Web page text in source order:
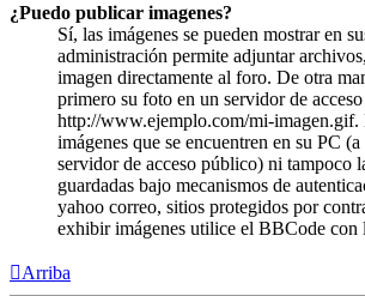
¿Puedo publicar imagenes?
Sí, las imágenes se pueden mostrar en
administración permite adjuntar
imagen directamente al foro. De otra
primero su foto en un servidor de
http://www.ejemplo.com/mi-imagen.gif.
imágenes que se encuentren en su PC
servidor de acceso público) ni tampoco
guardadas bajo mecanismos de
yahoo correo, sitios protegidos por
exhibir imágenes utilice el BBCode con
Arriba